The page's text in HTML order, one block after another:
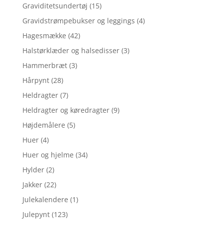
Graviditetsundertøj (15)
Gravidstrømpebukser og leggings (4)
Hagesmække (42)
Halstørklæder og halsedisser (3)
Hammerbræt (3)
Hårpynt (28)
Heldragter (7)
Heldragter og køredragter (9)
Højdemålere (5)
Huer (4)
Huer og hjelme (34)
Hylder (2)
Jakker (22)
Julekalendere (1)
Julepynt (123)